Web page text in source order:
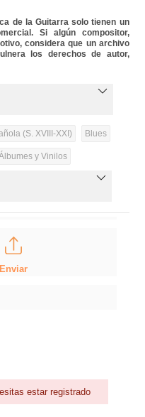
de la Guitarra solo tienen un
Si algún compositor,
considera que un archivo
los derechos de autor,
(S. XVIII-XXI) Blues
y Vinilos
Enviar
estar registrado